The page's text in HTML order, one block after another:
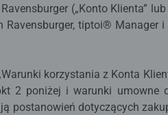
(„Konto Klienta”
tiptoi® Manager
korzystania z Konta
2 poniżej i warunki umowne
postanowień dotyczących